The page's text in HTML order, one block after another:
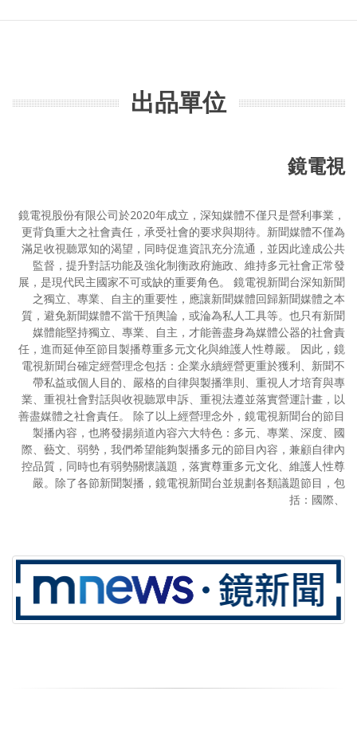
出品單位
鏡電視
鏡電視股份有限公司於2020年成立，深知媒體不僅只是營利事業，
更背負重大之社會責任，承受社會的要求與期待。新聞媒體不僅為
滿足收視聽眾知的渴望，同時促進資訊充分流通，並因此達成公共
監督，提升對話功能及強化制衡政府施政、維持多元社會正常發
展，是現代民主國家不可或缺的重要角色。 鏡電視新聞台深知新聞
之獨立、專業、自主的重要性，應讓新聞媒體回歸新聞媒體之本
質，避免新聞媒體不當干預輿論，或淪為私人工具等。也只有新聞
媒體能堅持獨立、專業、自主，才能善盡身為媒體公器的社會責
任，進而延伸至節目製播尊重多元文化與維護人性尊嚴。 因此，鏡
電視新聞台確定經營理念包括：企業永續經營更重於獲利、新聞不
帶私益或個人目的、嚴格的自律與製播準則、重視人才培育與專
業、重視社會對話與收視聽眾申訴、重視法遵並落實營運計畫，以
善盡媒體之社會責任。 除了以上經營理念外，鏡電視新聞台的節目
製播內容，也將發揚頻道內容六大特色：多元、專業、深度、國
際、藝文、弱勢，我們希望能夠製播多元的節目內容，兼顧自律內
控品質，同時也有弱勢關懷議題，落實尊重多元文化、維護人性尊
嚴。除了各節新聞製播，鏡電視新聞台並規劃各類議題節目，包
括：國際、